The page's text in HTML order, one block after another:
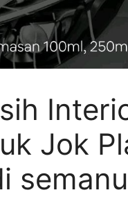
Jok
semanu